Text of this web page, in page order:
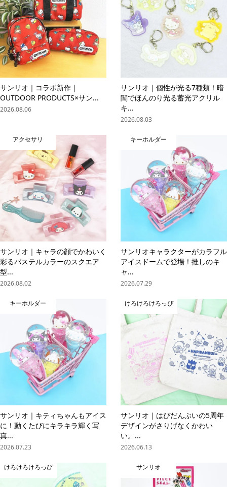
サンリオ｜コラボ新作｜
OUTDOOR PRODUCTS×サン...
2026.08.06
サンリオ｜個性が光る7種類！暗
闇でほんのり光る蓄光アクリル
キ...
2026.08.03
アクセサリ
サンリオ｜キャラの顔でかわいく
彩るパステルカラーのスクエア
型...
2026.08.02
キーホルダー
サンリオキャラクターがカラフル
アイスドームで登場！推しのキ
ャ...
2026.07.29
キーホルダー
サンリオ｜キティちゃんもアイス
に！動くたびにキラキラ輝く写
真...
2026.07.23
けろけろけろっぴ
サンリオ｜はぴだんぶいの5周年
デザインがさりげなくかわい
い。...
2026.06.13
けろけろけろっぴ サンリオ